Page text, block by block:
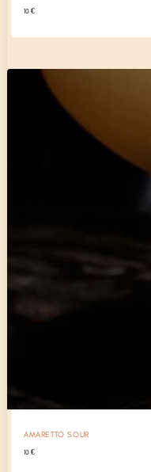
10 €
AMARETTO SOUR
10 €